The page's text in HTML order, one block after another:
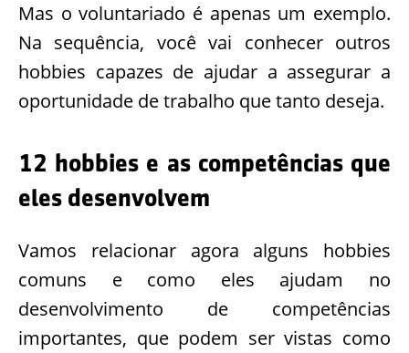
Mas o voluntariado é apenas um exemplo.
Na sequência, você vai conhecer outros
hobbies capazes de ajudar a assegurar a
oportunidade de trabalho que tanto deseja.
12 hobbies e as competências que
eles desenvolvem
Vamos relacionar agora alguns hobbies
comuns e como eles ajudam no
desenvolvimento de competências
importantes, que podem ser vistas como